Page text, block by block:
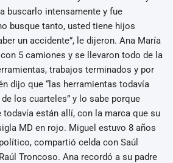
buscarlo intensamente y fue
busque tanto, usted tiene hijos
un accidente”, le dijeron. Ana María
5 camiones y se llevaron todo de la
trabajos terminados y por
dijo que “las herramientas todavía
los cuarteles” y lo sabe porque
todavía están allí, con la marca que su
MD en rojo. Miguel estuvo 8 años
compartió celda con Saúl
Troncoso. Ana recordó a su padre